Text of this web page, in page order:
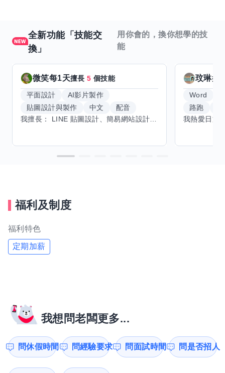
全新功能「技能交
換」
用你會的，換你想學的技
能
微笑每1天擅長5 個技能
平面設計
AI影片製作
貼圖設計與製作
中文
配音
玟琳擅
Word
路跑
福利及制度
福利特色
定期加薪
我想問老闆更多...
問休假時間 問經驗要求 問面試時間 問是否招人